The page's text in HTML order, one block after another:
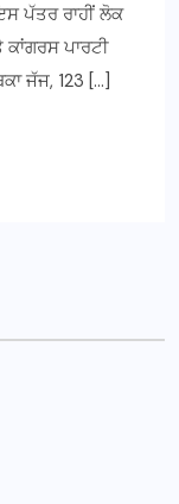
ਪੱਤਰ ਰਾਹੀਂ ਲੋਕ
ਕਾਂਗਰਸ ਪਾਰਟੀ
ਜੱਜ, 123 […]